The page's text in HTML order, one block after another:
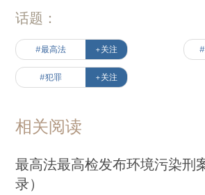
话题：
#最高法 +关注
#犯罪 +关注
相关阅读
最高法最高检发布环境污染刑
录）